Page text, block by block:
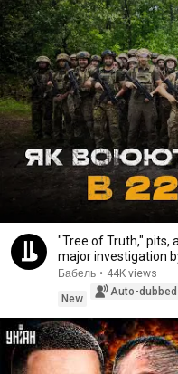
"Tree of Truth," pits,
major investigation
Бабель • 44K views
New
Auto-dubbed